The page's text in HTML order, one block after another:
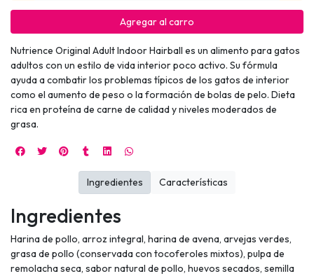
Agregar al carro
Nutrience Original Adult Indoor Hairball es un alimento para gatos
adultos con un estilo de vida interior poco activo. Su fórmula
ayuda a combatir los problemas típicos de los gatos de interior
como el aumento de peso o la formación de bolas de pelo. Dieta
rica en proteína de carne de calidad y niveles moderados de
grasa.
Ingredientes
Harina de pollo, arroz integral, harina de avena, arvejas verdes,
grasa de pollo (conservada con tocoferoles mixtos), pulpa de
remolacha seca, sabor natural de pollo, huevos secados, semilla
Ingredientes Características